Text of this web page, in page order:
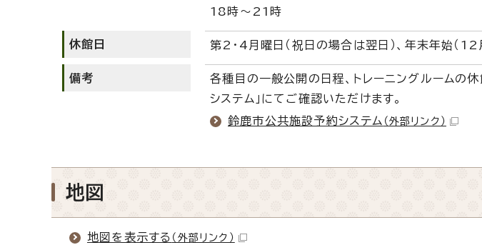
18時～21時
休館日 第2・4月曜日（祝日の場合は翌日）、年末年始（
備考
各種目の一般公開の日程、トレーニングルームの
システム」にてご確認いただけます。
鈴鹿市公共施設予約システム （外部リンク）
地図
地図を表示する （外部リンク）